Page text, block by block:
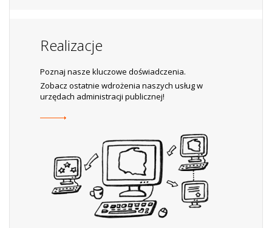
Realizacje
Poznaj nasze kluczowe doświadczenia.
Zobacz ostatnie wdrożenia naszych usług w
urzędach administracji publicznej!